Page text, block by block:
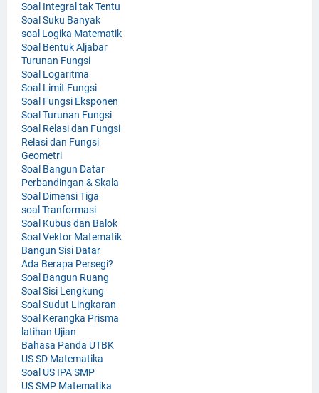
Soal Integral tak Tentu
Soal Suku Banyak
soal Logika Matematik
Soal Bentuk Aljabar
Turunan Fungsi
Soal Logaritma
Soal Limit Fungsi
Soal Fungsi Eksponen
Soal Turunan Fungsi
Soal Relasi dan Fungsi
Relasi dan Fungsi
Geometri
Soal Bangun Datar
Perbandingan & Skala
Soal Dimensi Tiga
soal Tranformasi
Soal Kubus dan Balok
Soal Vektor Matematik
Bangun Sisi Datar
Ada Berapa Persegi?
Soal Bangun Ruang
Soal Sisi Lengkung
Soal Sudut Lingkaran
Soal Kerangka Prisma
latihan Ujian
Bahasa Panda UTBK
US SD Matematika
Soal US IPA SMP
US SMP Matematika